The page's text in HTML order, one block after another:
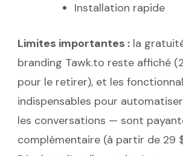
Installation rapide
Limites importantes : la
branding Tawk.to reste affiché
pour le retirer), et les
indispensables pour
les conversations — sont
complémentaire (à partir de 29